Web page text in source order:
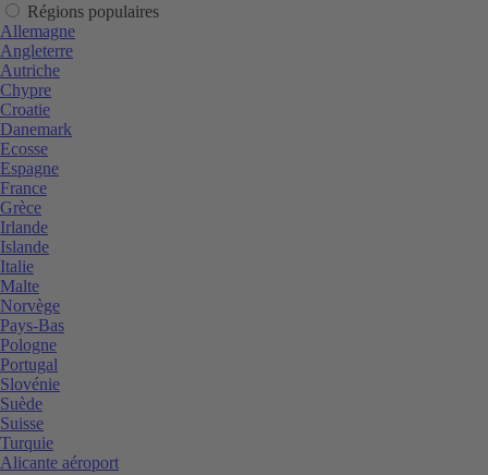
Régions populaires
Allemagne
Angleterre
Autriche
Chypre
Croatie
Danemark
Ecosse
Espagne
France
Grèce
Irlande
Islande
Italie
Malte
Norvège
Pays-Bas
Pologne
Portugal
Slovénie
Suède
Suisse
Turquie
Alicante aéroport